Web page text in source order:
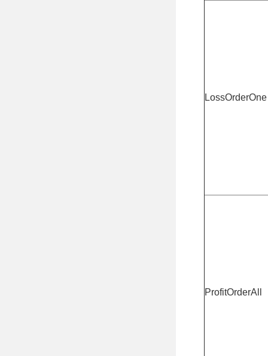
LossOrderOne
ProfitOrderAll